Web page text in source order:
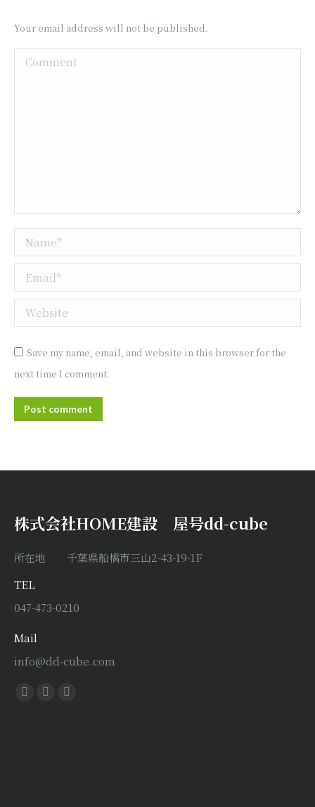
Your email address will not be published.
Comment
Name *
Email *
Website
Save my name, email, and website in this browser for the
next time I comment.
Post comment
株式会社HOME建設 屋号dd-cube
所在地 千葉県船橋市三山2-43-19-1F
TEL
047-473-0210
Mail
info@dd-cube.com
Find us on:
Facebook
X
Instagram